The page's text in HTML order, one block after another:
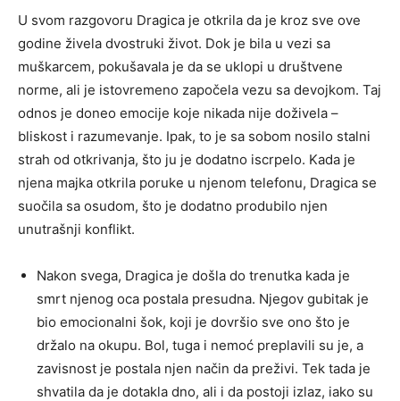
U svom razgovoru Dragica je otkrila da je kroz sve ove
godine živela dvostruki život. Dok je bila u vezi sa
muškarcem, pokušavala je da se uklopi u društvene
norme, ali je istovremeno započela vezu sa devojkom. Taj
odnos je doneo emocije koje nikada nije doživela –
bliskost i razumevanje. Ipak, to je sa sobom nosilo stalni
strah od otkrivanja, što ju je dodatno iscrpelo. Kada je
njena majka otkrila poruke u njenom telefonu, Dragica se
suočila sa osudom, što je dodatno produbilo njen
unutrašnji konflikt.
Nakon svega, Dragica je došla do trenutka kada je
smrt njenog oca postala presudna. Njegov gubitak je
bio emocionalni šok, koji je dovršio sve ono što je
držalo na okupu. Bol, tuga i nemoć preplavili su je, a
zavisnost je postala njen način da preživi. Tek tada je
shvatila da je dotakla dno, ali i da postoji izlaz, iako su